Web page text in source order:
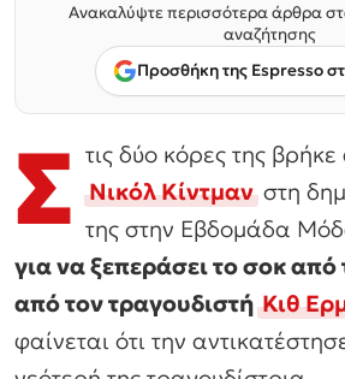
Ανακαλύψτε περισσότερα άρθρα
αναζήτησης
Προσθήκη της Espresso
Σ τις δύο κόρες της
Νικόλ Κίντμανστη
της στην Εβδομάδα
για να ξεπεράσει το σοκ από
από τον τραγουδιστήΚιθ
φαίνεται ότι την